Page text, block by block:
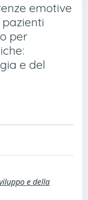
emotive
per
e del
e della